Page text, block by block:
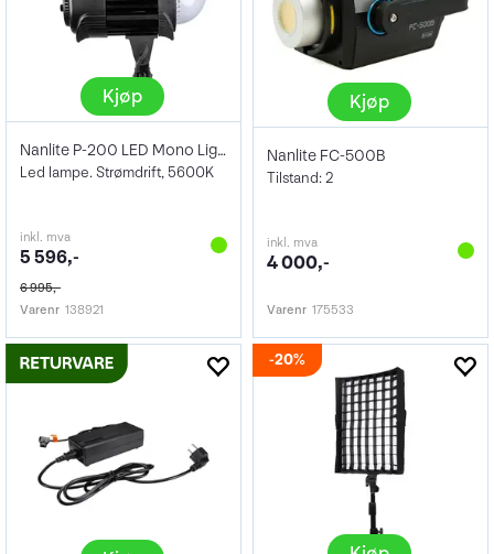
Kjøp
Nanlite P-200 LED Mono Light
Led lampe. Strømdrift, 5600K
inkl. mva
5 596,-
6 995,-
Varenr 138921
Kjøp
Nanlite FC-500B
Tilstand: 2
inkl. mva
4 000,-
Varenr 175533
20%